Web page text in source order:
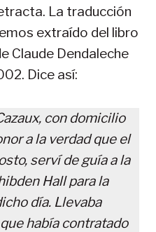
La traducción
extraído del libro
Claude Dendaleche
Dice así:
con domicilio
a la verdad que el
serví de guía a la
Hall para la
día. Llevaba
había contratado